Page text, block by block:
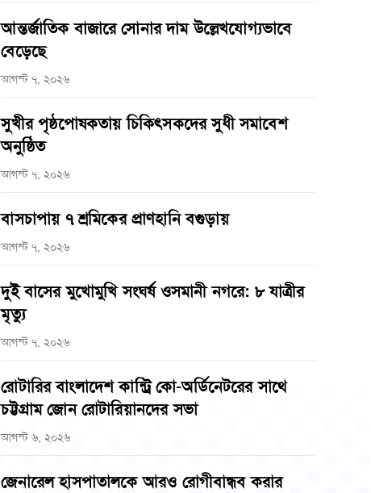
আন্তর্জাতিক বাজারে সোনার দাম উল্লেখযোগ্যভাবে
বেড়েছে
আগস্ট ৭, ২০২৬
সুখীর পৃষ্ঠপোষকতায় চিকিৎসকদের সুধী সমাবেশ
অনুষ্ঠিত
আগস্ট ৭, ২০২৬
বাসচাপায় ৭ শ্রমিকের প্রাণহানি বগুড়ায়
আগস্ট ৭, ২০২৬
দুই বাসের মুখোমুখি সংঘর্ষ ওসমানী নগরে: ৮ যাত্রীর
মৃত্যু
আগস্ট ৭, ২০২৬
রোটারির বাংলাদেশ কান্ট্রি কো-অর্ডিনেটরের সাথে
চট্টগ্রাম জোন রোটারিয়ানদের সভা
আগস্ট ৬, ২০২৬
জেনারেল হাসপাতালকে আরও রোগীবান্ধব করার